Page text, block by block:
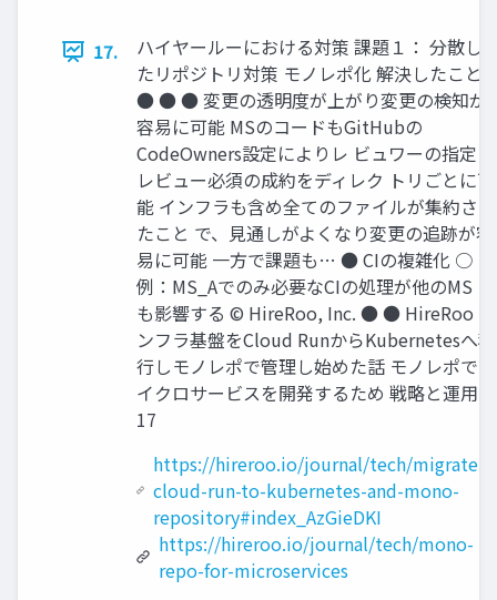
17.
ハイヤールーにおける対策 課題１： 分散し
たリポジトリ対策 モノレポ化 解決したこと
● ● ● 変更の透明度が上がり変更の検知が
容易に可能 MSのコードもGitHubの
CodeOwners設定によりレ ビュワーの指定と
レビュー必須の成約をディレク トリごとに可
能 インフラも含め全てのファイルが集約され
たこと で、見通しがよくなり変更の追跡が容
易に可能 一方で課題も… ● CIの複雑化 ○
例：MS_Aでのみ必要なCIの処理が他のMS に
も影響する © HireRoo, Inc. ● ● HireRoo イ
ンフラ基盤をCloud RunからKubernetesへ移
行しモノレポで管理し始めた話 モノレポでマ
イクロサービスを開発するため 戦略と運用
17
https://hireroo.io/journal/tech/migrate-
cloud-run-to-kubernetes-and-mono-
repository#index_AzGieDKI
https://hireroo.io/journal/tech/mono-
repo-for-microservices